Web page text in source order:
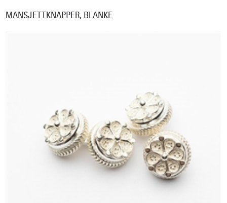
MANSJETTKNAPPER, BLANKE